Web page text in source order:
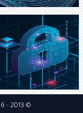
© 2013 - 2026 جميع الحقوق محفوظة